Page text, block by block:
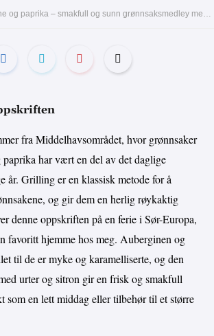
fra Middelhavsområdet, hvor grønnsaker
paprika har vært en del av det daglige
år. Grilling er en klassisk metode for å
og gir dem en herlig røykaktig
denne oppskriften på en ferie i Sør-Europa,
favoritt hjemme hos meg. Auberginen og
til de er myke og karamelliserte, og den
urter og sitron gir en frisk og smakfull
som en lett middag eller tilbehør til et større